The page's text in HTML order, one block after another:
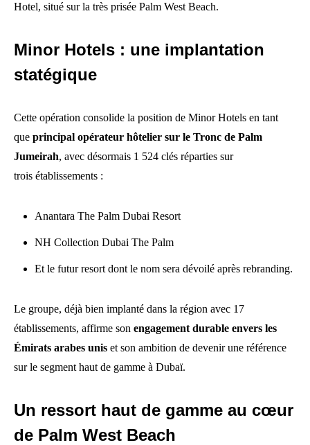
Hotel, situé sur la très prisée Palm West Beach.
Minor Hotels : une implantation
statégique
Cette opération consolide la position de Minor Hotels en tant
que principal opérateur hôtelier sur le Tronc de Palm
Jumeirah, avec désormais 1 524 clés réparties sur
trois établissements :
Anantara The Palm Dubai Resort
NH Collection Dubai The Palm
Et le futur resort dont le nom sera dévoilé après rebranding.
Le groupe, déjà bien implanté dans la région avec 17
établissements, affirme son engagement durable envers les
Émirats arabes unis et son ambition de devenir une référence
sur le segment haut de gamme à Dubaï.
Un ressort haut de gamme au cœur
de Palm West Beach